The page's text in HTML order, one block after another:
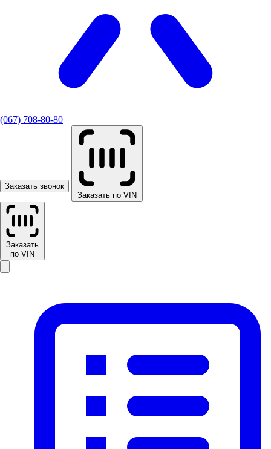
(067) 708-80-80
Заказать звонок
Заказать по VIN
Заказать
по VIN